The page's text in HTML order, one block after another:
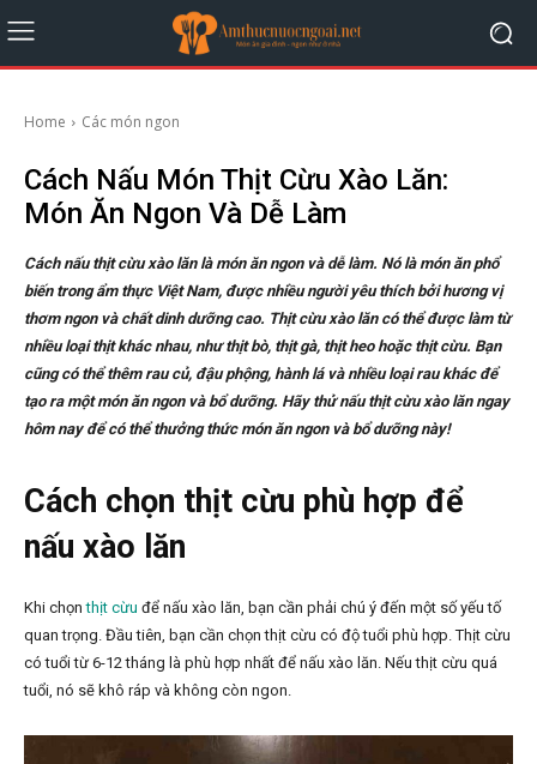
Home Các món ngon
Cách Nấu Món Thịt Cừu Xào Lăn:
Món Ăn Ngon Và Dễ Làm
Cách nấu thịt cừu xào lăn là món ăn ngon và dễ làm. Nó là món ăn phổ
biến trong ẩm thực Việt Nam, được nhiều người yêu thích bởi hương vị
thơm ngon và chất dinh dưỡng cao. Thịt cừu xào lăn có thể được làm từ
nhiều loại thịt khác nhau, như thịt bò, thịt gà, thịt heo hoặc thịt cừu. Bạn
cũng có thể thêm rau củ, đậu phộng, hành lá và nhiều loại rau khác để
tạo ra một món ăn ngon và bổ dưỡng. Hãy thử nấu thịt cừu xào lăn ngay
hôm nay để có thể thưởng thức món ăn ngon và bổ dưỡng này!
Cách chọn thịt cừu phù hợp để
nấu xào lăn
Khi chọnthịt cừu để nấu xào lăn, bạn cần phải chú ý đến một số yếu tố
quan trọng. Đầu tiên, bạn cần chọn thịt cừu có độ tuổi phù hợp. Thịt cừu
có tuổi từ 6-12 tháng là phù hợp nhất để nấu xào lăn. Nếu thịt cừu quá
tuổi, nó sẽ khô ráp và không còn ngon.